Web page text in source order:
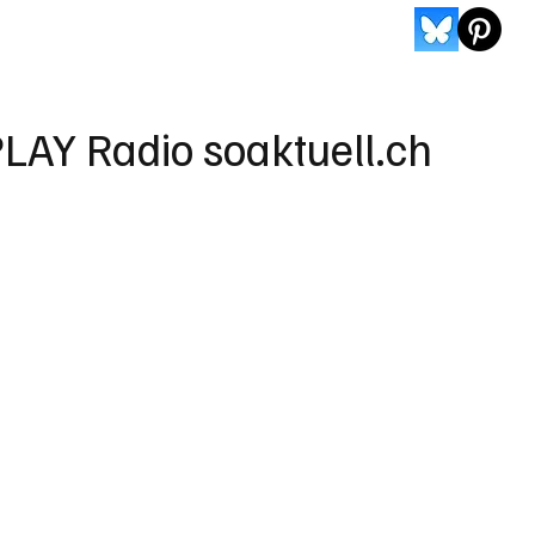
Radio soaktuell.ch